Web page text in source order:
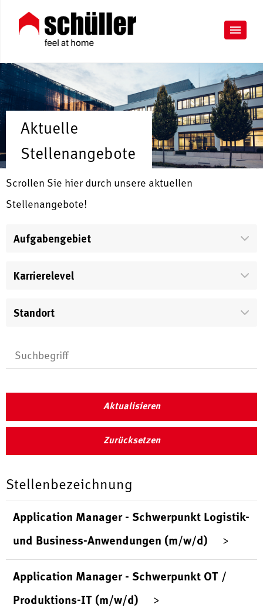
Aktuelle
Stellenangebote
Scrollen Sie hier durch unsere aktuellen
Stellenangebote!
Aufgabengebiet
Karrierelevel
Standort
Aktualisieren
Zurücksetzen
Stellenbezeichnung
Application Manager - Schwerpunkt Logistik-
und Business-Anwendungen (m/w/d)
Application Manager - Schwerpunkt OT /
Produktions-IT (m/w/d)